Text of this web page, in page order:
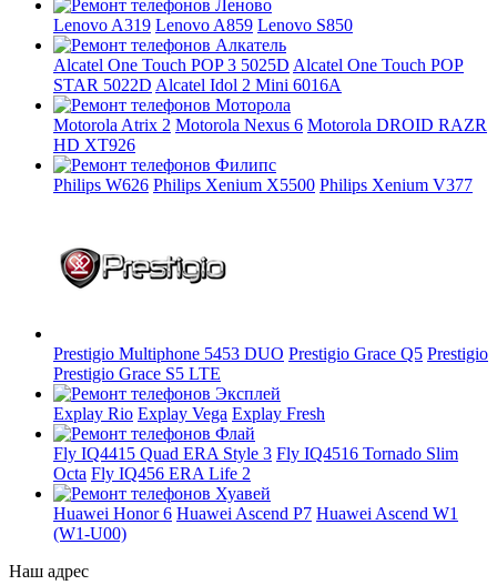
Lenovo A319 Lenovo A859 Lenovo S850
Alcatel One Touch POP 3 5025D Alcatel One Touch POP
STAR 5022D Alcatel Idol 2 Mini 6016A
Motorola Atrix 2 Motorola Nexus 6 Motorola DROID RAZR
HD XT926
Philips W626 Philips Xenium X5500 Philips Xenium V377
Prestigio Multiphone 5453 DUO Prestigio Grace Q5 Prestigio
Prestigio Grace S5 LTE
Explay Rio Explay Vega Explay Fresh
Fly IQ4415 Quad ERA Style 3 Fly IQ4516 Tornado Slim
Octa Fly IQ456 ERA Life 2
Huawei Honor 6 Huawei Ascend P7 Huawei Ascend W1
(W1-U00)
Наш адрес